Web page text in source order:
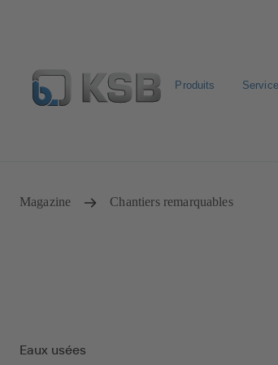
Produits
Magazine Chantiers remarquables
Eaux usées